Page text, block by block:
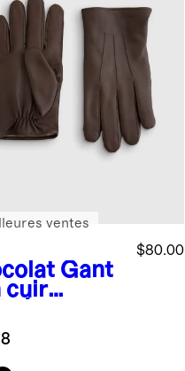
Gant
cuir
$80.00
ventes